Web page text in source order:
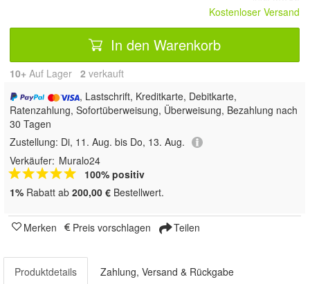
Kostenloser Versand
In den Warenkorb
10+ Auf Lager 2 verkauft
, Lastschrift, Kreditkarte, Debitkarte,
Ratenzahlung, Sofortüberweisung, Überweisung, Bezahlung nach
30 Tagen
Zustellung: Di, 11. Aug. bis Do, 13. Aug.
Verkäufer: Muralo24
100% positiv
1% Rabatt ab 200,00 € Bestellwert.
Merken Preis vorschlagen Teilen
Produktdetails Zahlung, Versand & Rückgabe